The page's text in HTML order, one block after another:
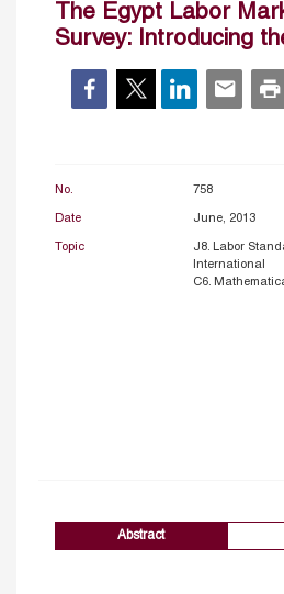
The Egypt Labor
Survey: Introducing
No. 758
Date June, 2013
Topic
J8. Labor
International
C6.
Abstract